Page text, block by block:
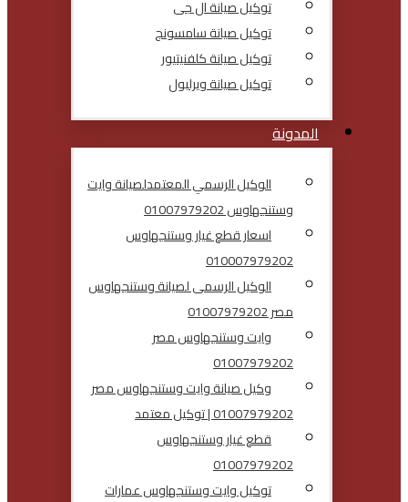
توكيل صيانة ال جى
توكيل صيانة سامسونج
توكيل صيانة كلفنيتيور
توكيل صيانة ويرلبول
المدونة
الوكيل الرسمي المعتمدلصيانة وايت
وستنجهاوس 01007979202
اسعار قطع غيار وستنجهاوس
010007979202
الوكيل الرسمى لصيانة وستنجهاوس
مصر 01007979202
وايت وستنجهاوس مصر
01007979202
وكيل صيانة وايت وستنجهاوس مصر
01007979202 | توكيل معتمد
قطع غيار وستنجهاوس
01007979202
توكيل وايت وستنجهاوس عمارات